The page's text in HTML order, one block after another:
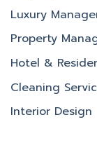
Luxury
Property
Hotel &
Cleaning
Interior Design